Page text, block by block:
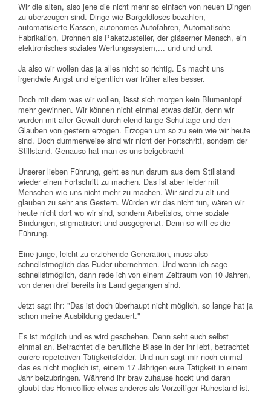
Wir die alten, also jene die nicht mehr so einfach von neuen Dingen
zu überzeugen sind. Dinge wie Bargeldloses bezahlen,
automatisierte Kassen, autonomes Autofahren, Automatische
Fabrikation, Drohnen als Paketzusteller, der gläserner Mensch, ein
elektronisches soziales Wertungssystem,... und und und.
Ja also wir wollen das ja alles nicht so richtig. Es macht uns
irgendwie Angst und eigentlich war früher alles besser.
Doch mit dem was wir wollen, lässt sich morgen kein Blumentopf
mehr gewinnen. Wir können nicht einmal etwas dafür, denn wir
wurden mit aller Gewalt durch elend lange Schultage und den
Glauben von gestern erzogen. Erzogen um so zu sein wie wir heute
sind. Doch dummerweise sind wir nicht der Fortschritt, sondern der
Stillstand. Genauso hat man es uns beigebracht
Unserer lieben Führung, geht es nun darum aus dem Stillstand
wieder einen Fortschritt zu machen. Das ist aber leider mit
Menschen wie uns nicht mehr zu machen. Wir sind zu alt und
glauben zu sehr ans Gestern. Würden wir das nicht tun, wären wir
heute nicht dort wo wir sind, sondern Arbeitslos, ohne soziale
Bindungen, stigmatisiert und ausgegrenzt. Denn so will es die
Führung.
Eine junge, leicht zu erziehende Generation, muss also
schnellstmöglich das Ruder übernehmen. Und wenn ich sage
schnellstmöglich, dann rede ich von einem Zeitraum von 10 Jahren,
von denen drei bereits ins Land gegangen sind.
Jetzt sagt ihr: "Das ist doch überhaupt nicht möglich, so lange hat ja
schon meine Ausbildung gedauert."
Es ist möglich und es wird geschehen. Denn seht euch selbst
einmal an. Betrachtet die berufliche Blase in der ihr lebt, betrachtet
eurere repetetiven Tätigkeitsfelder. Und nun sagt mir noch einmal
das es nicht möglich ist, einem 17 Jährigen eure Tätigkeit in einem
Jahr beizubringen. Während ihr brav zuhause hockt und daran
glaubt das Homeoffice etwas anderes als Vorzeitiger Ruhestand ist.